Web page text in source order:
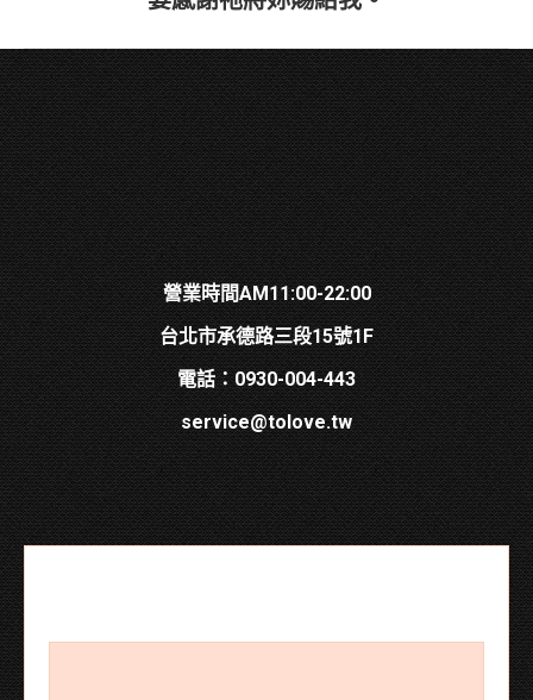
project:
營業時間AM11:00-22:00
台北市承德路三段15號1F
電話：0930-004-443
service@tolove.tw